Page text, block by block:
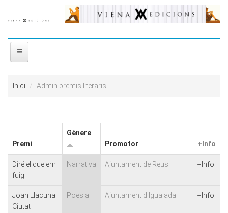
DISTRIBUÏDORA
PREMIS
CONTACTE
Inici Admin premis literaris
Premi
Gènere
Promotor
+Info
Diré el que em
fuig
Narrativa Ajuntament de Reus +Info
Joan Llacuna
Ciutat
Poesia Ajuntament d'Igualada +Info